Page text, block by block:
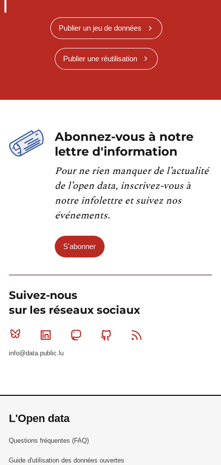
Publier un jeu de données
Publier une réutilisation
Abonnez-vous à notre
lettre d'information
Pour ne rien manquer de l’actualité
de l’open data, inscrivez-vous à
notre infolettre et suivez nos
événements.
S'abonner
Suivez-nous
sur les réseaux sociaux
Bluesky Linkedin MastodonGithub
info@data.public.lu
L'Open data
Questions fréquentes (FAQ)
Guide d'utilisation des données ouvertes